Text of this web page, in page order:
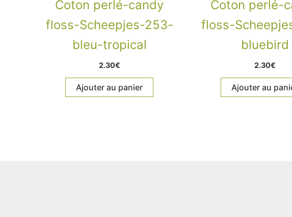
Coton perlé-candy
floss-Scheepjes-253-
bleu-tropical
2.30€
Ajouter au panier
Coton perlé-
floss-
bluebird
2.30€
Ajouter au